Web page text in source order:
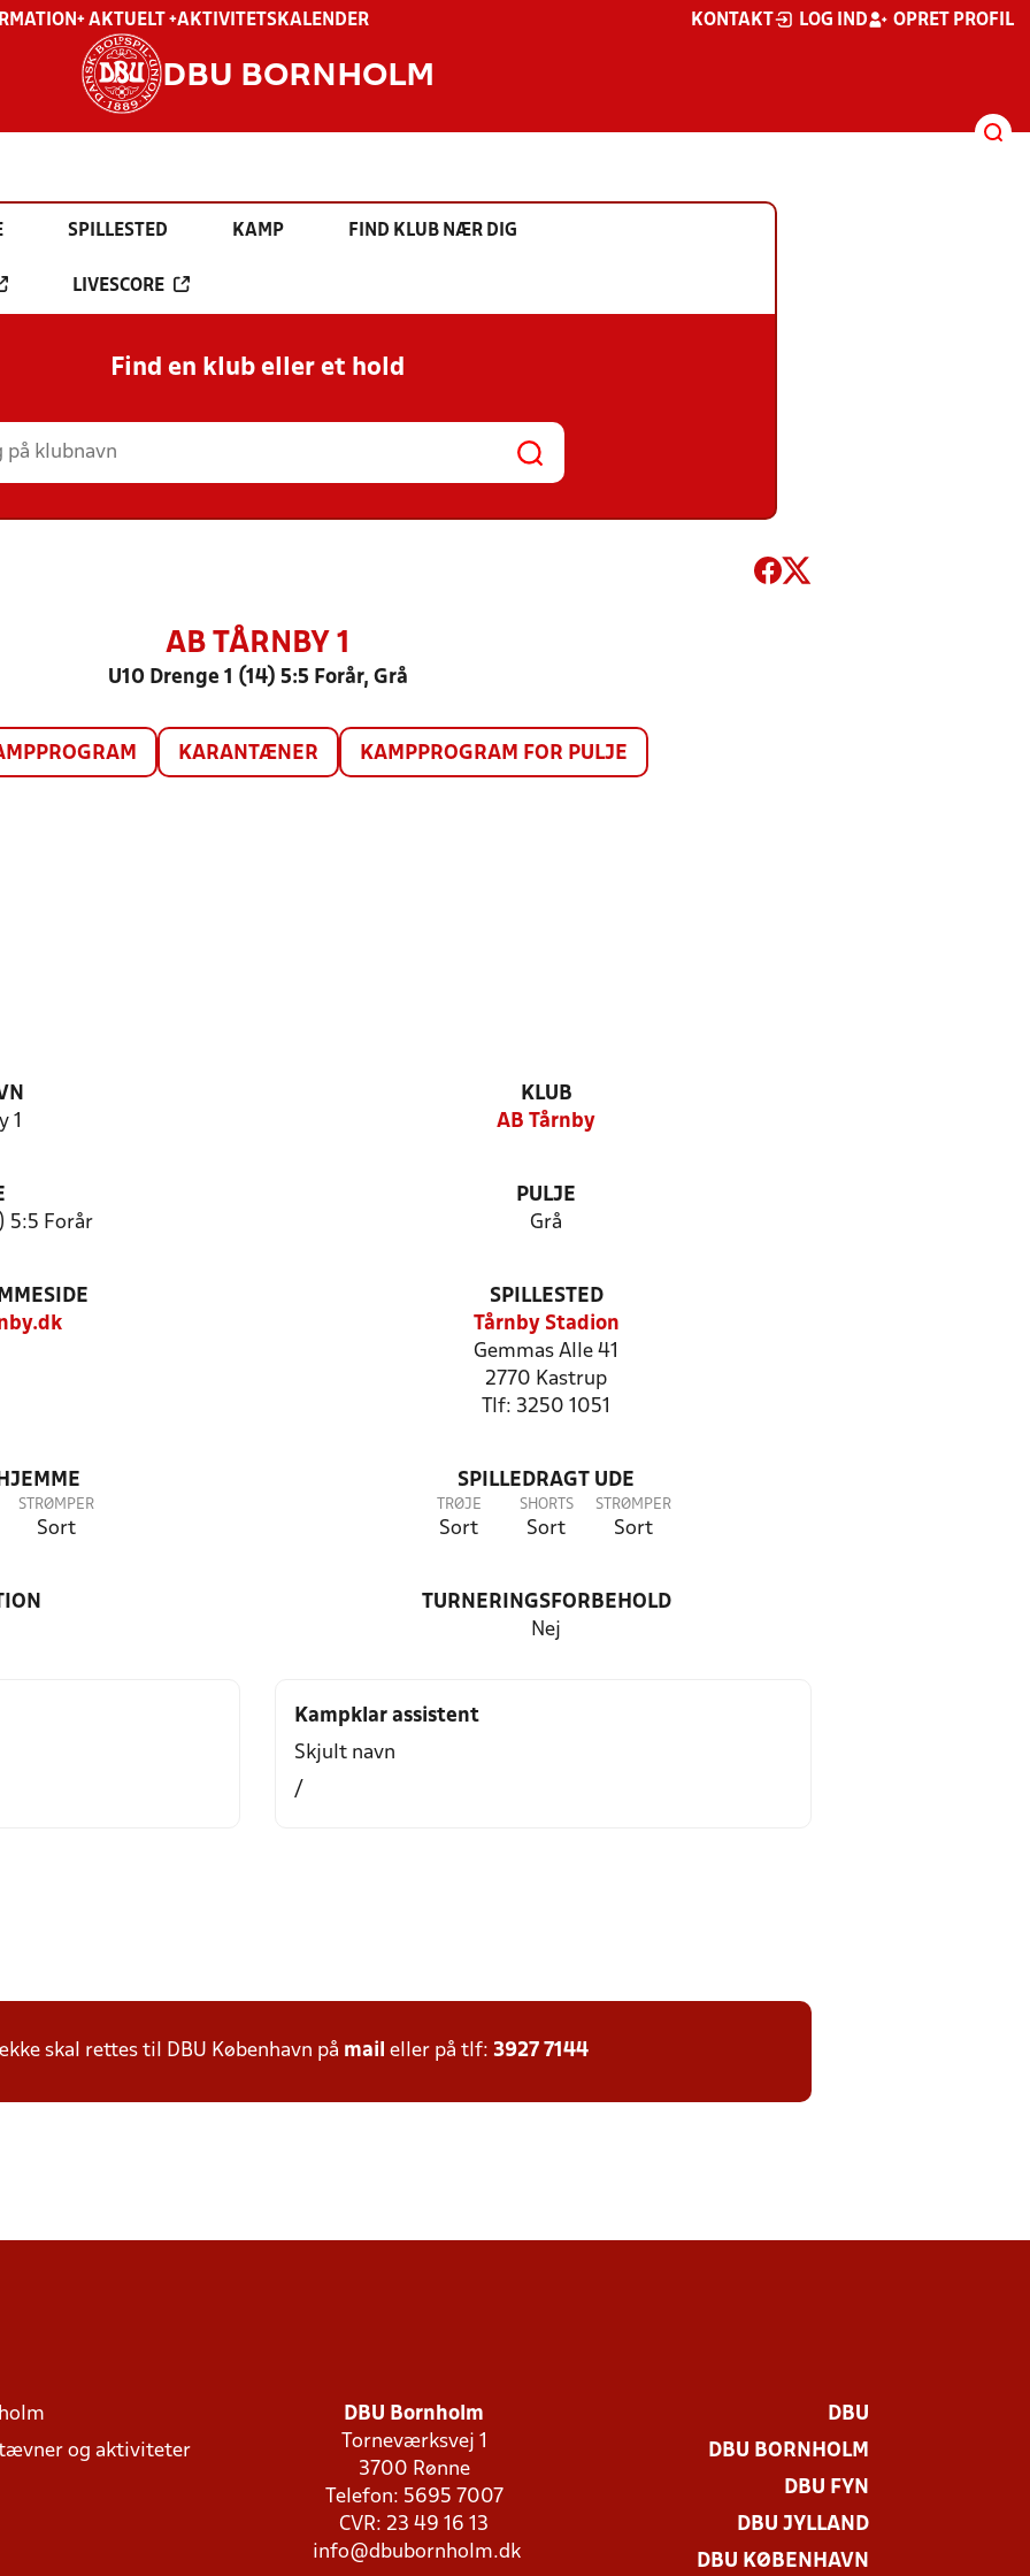
+ AKTUELT +AKTIVITETSKALENDER KONTAKT LOG IND OPRET PROFIL
DBU BORNHOLM
SPILLESTED KAMP FIND KLUB NÆR DIG
LIVESCORE
Find en klub eller et hold
AB TÅRNBY 1
U10 Drenge 1 (14) 5:5 Forår, Grå
KARANTÆNER KAMPPROGRAM FOR PULJE
1
KLUB
AB Tårnby
5:5 Forår
PULJE
Grå
SPILLESTED
Tårnby Stadion
Gemmas Alle 41
2770 Kastrup
Tlf: 3250 1051
STRØMPER
Sort
SPILLEDRAGT UDE
TRØJE
Sort
SHORTS
Sort
STRØMPER
Sort
TURNERINGSFORBEHOLD
Nej
Kampklar assistent
Skjult navn
/
skal rettes til DBU København på mail eller på tlf: 3927 7144
og aktiviteter
DBU Bornholm
Torneværksvej 1
3700 Rønne
Telefon: 5695 7007
CVR: 23 49 16 13
info@dbubornholm.dk
DBU
DBU BORNHOLM
DBU FYN
DBU JYLLAND
DBU KØBENHAVN